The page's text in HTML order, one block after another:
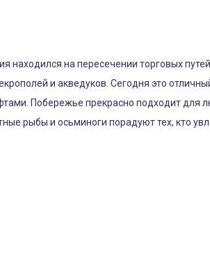
находился на пересечении торговых
и акведуков. Сегодня это
Побережье прекрасно подходит для
рыбы и осьминоги порадуют тех, кто